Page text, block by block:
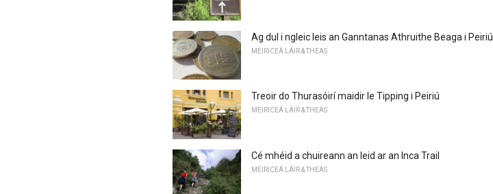
Ag dul i ngleic leis an Ganntanas Athruithe Beaga i Peiriú
MEIRICEÁ LÁIR & THEAS
Treoir do Thurasóirí maidir le Tipping i Peiriú
MEIRICEÁ LÁIR & THEAS
Cé mhéid a chuireann an leid ar an Inca Trail
MEIRICEÁ LÁIR & THEAS